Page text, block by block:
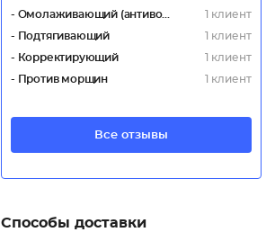
- Омолаживающий (антивозрастной)
1 клиент
- Подтягивающий
1 клиент
- Корректирующий
1 клиент
- Против морщин
1 клиент
Все отзывы
Способы доставки